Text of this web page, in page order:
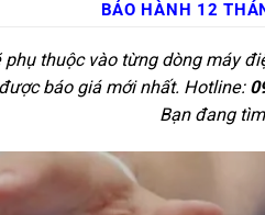
BẢO HÀNH 12
thuộc vào từng dòng máy
báo giá mới nhất. Hotline:
Bạn đang